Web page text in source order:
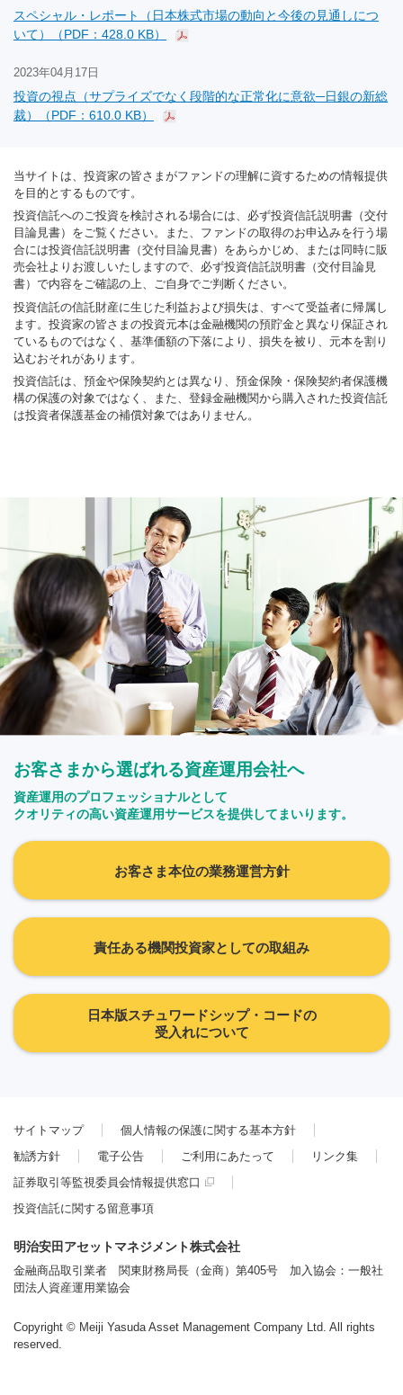
スペシャル・レポート（日本株式市場の動向と今後の見通しにつ
いて）（PDF：428.0 KB）
2023年04月17日
投資の視点（サプライズでなく段階的な正常化に意欲─日銀の新総
裁）（PDF：610.0 KB）
当サイトは、投資家の皆さまがファンドの理解に資するための情報提供
を目的とするものです。
投資信託へのご投資を検討される場合には、必ず投資信託説明書（交付
目論見書）をご覧ください。また、ファンドの取得のお申込みを行う場
合には投資信託説明書（交付目論見書）をあらかじめ、または同時に販
売会社よりお渡しいたしますので、必ず投資信託説明書（交付目論見
書）で内容をご確認の上、ご自身でご判断ください。
投資信託の信託財産に生じた利益および損失は、すべて受益者に帰属し
ます。投資家の皆さまの投資元本は金融機関の預貯金と異なり保証され
ているものではなく、基準価額の下落により、損失を被り、元本を割り
込むおそれがあります。
投資信託は、預金や保険契約とは異なり、預金保険・保険契約者保護機
構の保護の対象ではなく、また、登録金融機関から購入された投資信託
は投資者保護基金の補償対象ではありません。
お客さまから選ばれる資産運用会社へ
資産運用のプロフェッショナルとして
クオリティの高い資産運用サービスを提供してまいります。
お客さま本位の業務運営方針
責任ある機関投資家としての取組み
日本版スチュワードシップ・コードの
受入れについて
サイトマップ
個人情報の保護に関する基本方針
勧誘方針
電子公告 ご利用にあたって
リンク集
証券取引等監視委員会情報提供窓口
投資信託に関する留意事項
明治安田アセットマネジメント株式会社
金融商品取引業者 関東財務局長（金商）第405号 加入協会：一般社
団法人資産運用業協会
Copyright © Meiji Yasuda Asset Management Company Ltd. All rights
reserved.